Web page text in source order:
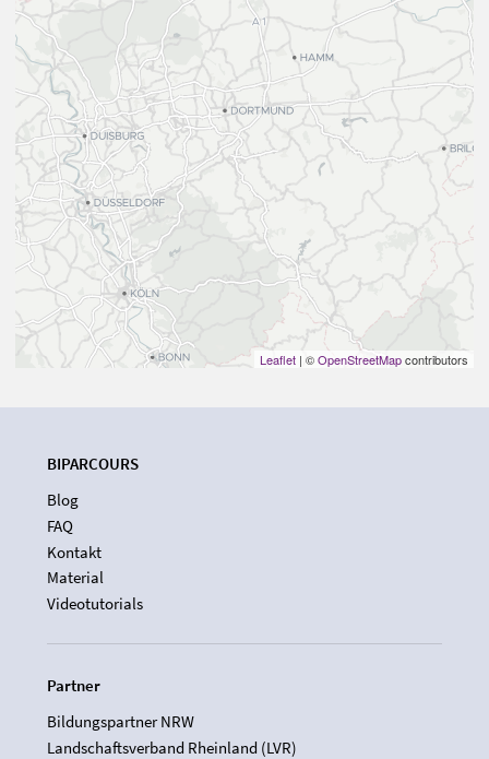
Leaflet | ©OpenStreetMapcontributors
BIPARCOURS
Blog
FAQ
Kontakt
Material
Videotutorials
Partner
Bildungspartner NRW
Landschaftsverband Rheinland (LVR)